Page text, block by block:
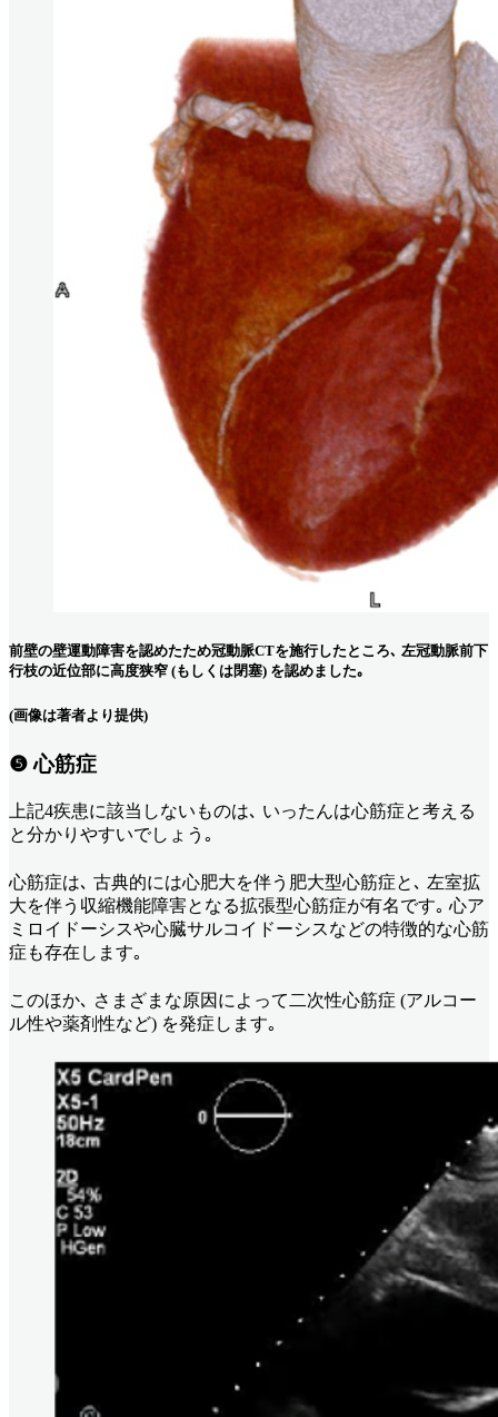
前壁の壁運動障害を認めたため冠動脈CTを施行したところ､ 左冠動脈前下
行枝の近位部に高度狭窄 (もしくは閉塞) を認めました｡
(画像は著者より提供)
❺ 心筋症
上記4疾患に該当しないものは､ いったんは心筋症と考える
と分かりやすいでしょう｡
心筋症は､ 古典的には⼼肥⼤を伴う肥⼤型⼼筋症と､ 左室拡
⼤を伴う収縮機能障害となる拡張型⼼筋症が有名です｡ 心ア
ミロイドーシスや心臓サルコイドーシスなどの特徴的な心筋
症も存在します｡
このほか､ さまざまな原因によって⼆次性心筋症 (アルコー
ル性や薬剤性など) を発症します｡